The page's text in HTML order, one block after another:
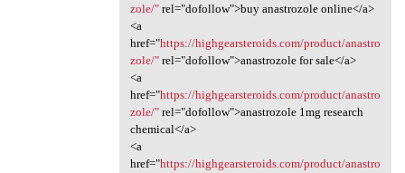
zole/"rel="dofollow">buy anastrozole online</a>
<a
href="https://highgearsteroids.com/product/anastro
zole/"rel="dofollow">anastrozole for sale</a>
<a
href="https://highgearsteroids.com/product/anastro
zole/"rel="dofollow">anastrozole 1mg research
chemical</a>
<a
href="https://highgearsteroids.com/product/anastro